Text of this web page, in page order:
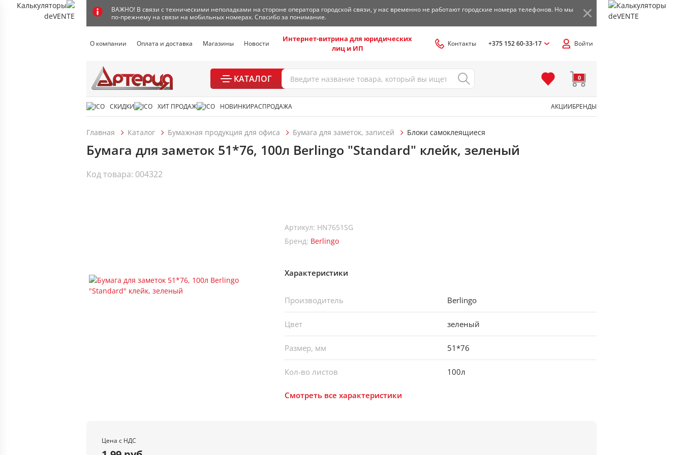
ВАЖНО! В связи с техническими неполадками на стороне оператора городской связи, у нас временно не работают городские номера телефонов. Но мы
по-прежнему на связи на мобильных номерах. Спасибо за понимание.
О компании Оплата и доставка Магазины Новости
Интернет-витрина для юридических
лиц и ИП
Контакты +375 152 60-33-17 Войти
КАТАЛОГ 0
СКИДКИ ХИТ ПРОДАЖ НОВИНКИРАСПРОДАЖА АКЦИИБРЕНДЫ
Главная Каталог Бумажная продукция для офиса Бумага для заметок, записей Блоки самоклеящиеся
Бумага для заметок 51*76, 100л Berlingo "Standard" клейк, зеленый
Код товара: 004322
Артикул: HN7651SG
Бренд: Berlingo
Характеристики
Производитель Berlingo
Цвет зеленый
Размер, мм 51*76
Кол-во листов 100л
Смотреть все характеристики
Цена с НДС